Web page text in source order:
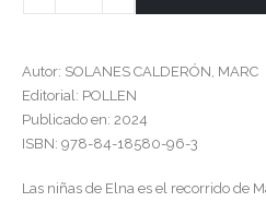
Autor: SOLANES CALDERÓN, MARC
Editorial: POLLEN
Publicado en: 2024
ISBN: 978-84-18580-96-3
Las niñas de Elna es el recorrido de